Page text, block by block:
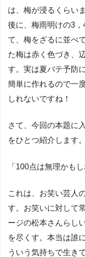
は、梅が浸るくらい
後に、梅雨明けの3
て、梅をざるに並べ
た梅は赤く色づき、
す。実は夏バテ予防
簡単に作れるので一
しれないですね！
さて、今回の本題に
をひとつ紹介します。
「100点は無理かも
これは、お笑い芸人
す。お笑いに対して
ージの松本さんらし
を尽くす。本当は誰
ういう気持ちで生き